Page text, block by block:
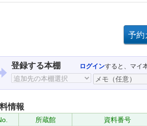
登録する本棚 ログインすると、マイ
情報
所蔵館 資料番号